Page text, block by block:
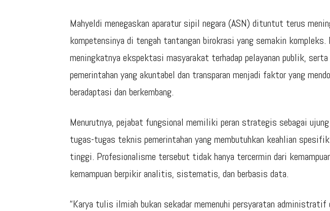
Mahyeldi menegaskan aparatur sipil negara (ASN) dituntut terus
kompetensinya di tengah tantangan birokrasi yang semakin kompleks.
meningkatnya ekspektasi masyarakat terhadap pelayanan publik,
pemerintahan yang akuntabel dan transparan menjadi faktor yang
beradaptasi dan berkembang.
Menurutnya, pejabat fungsional memiliki peran strategis sebagai
tugas-tugas teknis pemerintahan yang membutuhkan keahlian
tinggi. Profesionalisme tersebut tidak hanya tercermin dari
kemampuan berpikir analitis, sistematis, dan berbasis data.
“Karya tulis ilmiah bukan sekadar memenuhi persyaratan administratif